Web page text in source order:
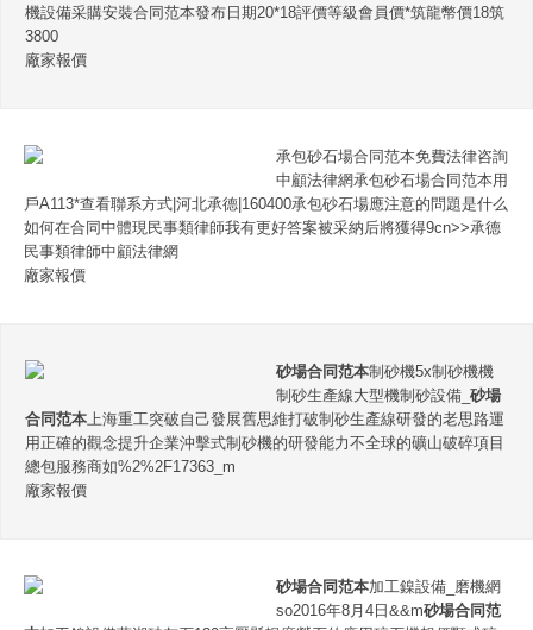
機設備采購安裝合同范本發布日期20*18評價等級會員價*筑龍幣價18筑
3800
廠家報價
承包砂石場合同范本免費法律咨詢
中顧法律網承包砂石場合同范本用
戶A113*查看聯系方式|河北承德|160400承包砂石場應注意的問題是什么
如何在合同中體現民事類律師我有更好答案被采納后將獲得9cn>>承德
民事類律師中顧法律網
廠家報價
砂場合同范本制砂機5x制砂機機
制砂生產線大型機制砂設備_砂場
合同范本上海重工突破自己發展舊思維打破制砂生產線研發的老思路運
用正確的觀念提升企業沖擊式制砂機的研發能力不全球的礦山破碎項目
總包服務商如%2%2F17363_m
廠家報價
砂場合同范本加工鎳設備_磨機網
so2016年8月4日&&m砂場合同范